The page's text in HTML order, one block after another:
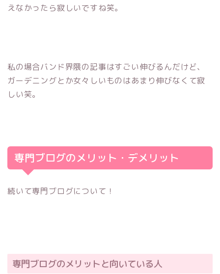
えなかったら寂しいですね笑。
私の場合バンド界隈の記事はすごい伸びるんだけど、
ガーデニングとか女々しいものはあまり伸びなくて寂
しい笑。
専門ブログのメリット・デメリット
続いて専門ブログについて！
専門ブログのメリットと向いている人